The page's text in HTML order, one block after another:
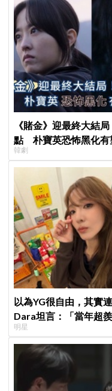
《賭金》迎最終大結
點 朴寶英恐怖黑化有
韓劇
以為YG很自由，其實
Dara坦言：「當年超
明星